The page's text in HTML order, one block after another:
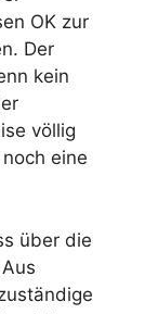
OK zur
Der
kein
völlig
eine
über die